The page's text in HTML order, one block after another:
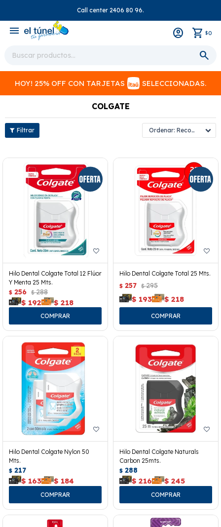
Call center 2406 80 96.
menu $0
HOY! 25% OFF CON TARJETAS SELECCIONADAS.
COLGATE
Recomendados
Hilo Dental Colgate Total 12 Flúor
Y Menta 25 Mts.
$ 256 $ 288
$ 192 $ 218
Hilo Dental Colgate Total 25 Mts.
$ 257 $ 295
$ 193 $ 218
Hilo Dental Colgate Nylon 50
Mts.
$ 217
$ 163 $ 184
Hilo Dental Colgate Naturals
Carbon 25mts.
$ 288
$ 216 $ 245
close